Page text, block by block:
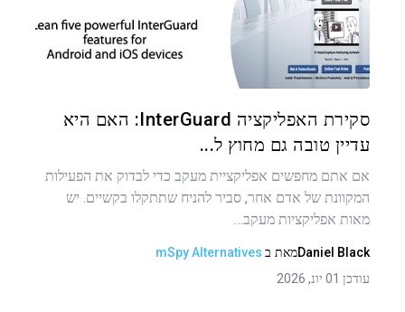
שתף מאמר זה
סקירת האפליקציה InterGuard: האם היא
עדיין טובה גם מחוץ ל...
אם אתם מחפשים אפליקציית מעקב כדי לבדוק את הפעילות
המקוונת של אדם אחר, סביר להניח שתתקלו בקשיים. יש
מאות אפליקציות מעקב…
Daniel Blackמאת ב mSpy Alternatives
עודכן 01 יונ, 2026